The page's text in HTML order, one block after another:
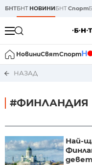
БНТБНТ НОВИНИБНТСпорт
НовиниСвятСпорт
НАЗАД
#ФИНЛАНДИЯ
Най-